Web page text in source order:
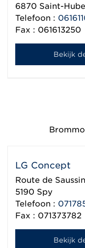
6870 Saint-
Telefoon :
Fax : 061613250
Bekijk
LG Concept
Route de
5190 Spy
Telefoon :
Fax : 071373782
Bekijk